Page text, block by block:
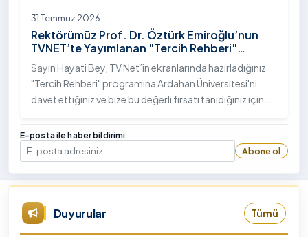
31 Temmuz 2026
Rektörümüz Prof. Dr. Öztürk Emiroğlu’nun
TVNET’te Yayımlanan "Tercih Rehberi"
Programındaki Röportajı
Sayın Hayati Bey, TV Net’in ekranlarında hazırladığınız
"Tercih Rehberi" programına Ardahan Üniversitesi'ni
davet ettiğiniz ve bize bu değerli fırsatı tanıdığınız için
teşekkürlerimi sunuyorum.
E-posta ile haber bildirimi
E-posta
Abone ol
Duyurular Tümü